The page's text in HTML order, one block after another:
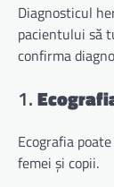
Diagnosticul
pacientului să
confirma
1.
Ecografia
femei și copii.